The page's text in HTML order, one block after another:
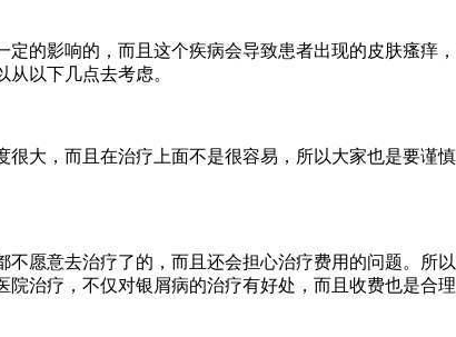
的影响的，而且这个疾病会导致患者出现的皮肤瘙痒
以下几点去考虑。
大，而且在治疗上面不是很容易，所以大家也是要谨
愿意去治疗了的，而且还会担心治疗费用的问题。所
治疗，不仅对银屑病的治疗有好处，而且收费也是合理